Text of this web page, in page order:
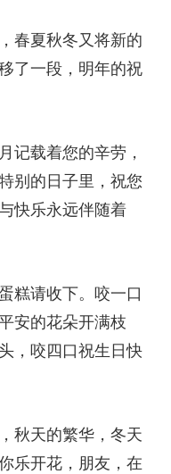
春夏秋冬又将新的
了一段，明年的祝
记载着您的辛劳，
别的日子里，祝您
快乐永远伴随着
糕请收下。咬一口
安的花朵开满枝
，咬四口祝生日快
秋天的繁华，冬天
乐开花，朋友，在